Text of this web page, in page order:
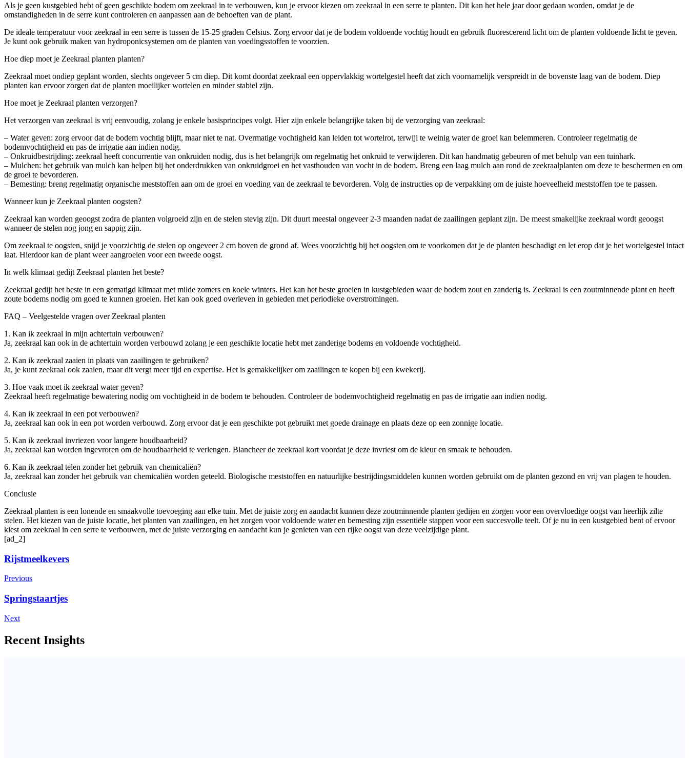
Als je geen kustgebied hebt of geen geschikte bodem om zeekraal in te verbouwen, kun je ervoor kiezen om zeekraal in een serre te planten. Dit kan het hele jaar door gedaan worden, omdat je de
omstandigheden in de serre kunt controleren en aanpassen aan de behoeften van de plant.
De ideale temperatuur voor zeekraal in een serre is tussen de 15-25 graden Celsius. Zorg ervoor dat je de bodem voldoende vochtig houdt en gebruik fluorescerend licht om de planten voldoende licht te geven.
Je kunt ook gebruik maken van hydroponicsystemen om de planten van voedingsstoffen te voorzien.
Hoe diep moet je Zeekraal planten planten?
Zeekraal moet ondiep geplant worden, slechts ongeveer 5 cm diep. Dit komt doordat zeekraal een oppervlakkig wortelgestel heeft dat zich voornamelijk verspreidt in de bovenste laag van de bodem. Diep
planten kan ervoor zorgen dat de planten moeilijker wortelen en minder stabiel zijn.
Hoe moet je Zeekraal planten verzorgen?
Het verzorgen van zeekraal is vrij eenvoudig, zolang je enkele basisprincipes volgt. Hier zijn enkele belangrijke taken bij de verzorging van zeekraal:
– Water geven: zorg ervoor dat de bodem vochtig blijft, maar niet te nat. Overmatige vochtigheid kan leiden tot wortelrot, terwijl te weinig water de groei kan belemmeren. Controleer regelmatig de
bodemvochtigheid en pas de irrigatie aan indien nodig.
– Onkruidbestrijding: zeekraal heeft concurrentie van onkruiden nodig, dus is het belangrijk om regelmatig het onkruid te verwijderen. Dit kan handmatig gebeuren of met behulp van een tuinhark.
– Mulchen: het gebruik van mulch kan helpen bij het onderdrukken van onkruidgroei en het vasthouden van vocht in de bodem. Breng een laag mulch aan rond de zeekraalplanten om deze te beschermen en om
de groei te bevorderen.
– Bemesting: breng regelmatig organische meststoffen aan om de groei en voeding van de zeekraal te bevorderen. Volg de instructies op de verpakking om de juiste hoeveelheid meststoffen toe te passen.
Wanneer kun je Zeekraal planten oogsten?
Zeekraal kan worden geoogst zodra de planten volgroeid zijn en de stelen stevig zijn. Dit duurt meestal ongeveer 2-3 maanden nadat de zaailingen geplant zijn. De meest smakelijke zeekraal wordt geoogst
wanneer de stelen nog jong en sappig zijn.
Om zeekraal te oogsten, snijd je voorzichtig de stelen op ongeveer 2 cm boven de grond af. Wees voorzichtig bij het oogsten om te voorkomen dat je de planten beschadigt en let erop dat je het wortelgestel intact
laat. Hierdoor kan de plant weer aangroeien voor een tweede oogst.
In welk klimaat gedijt Zeekraal planten het beste?
Zeekraal gedijt het beste in een gematigd klimaat met milde zomers en koele winters. Het kan het beste groeien in kustgebieden waar de bodem zout en zanderig is. Zeekraal is een zoutminnende plant en heeft
zoute bodems nodig om goed te kunnen groeien. Het kan ook goed overleven in gebieden met periodieke overstromingen.
FAQ – Veelgestelde vragen over Zeekraal planten
1. Kan ik zeekraal in mijn achtertuin verbouwen?
Ja, zeekraal kan ook in de achtertuin worden verbouwd zolang je een geschikte locatie hebt met zanderige bodems en voldoende vochtigheid.
2. Kan ik zeekraal zaaien in plaats van zaailingen te gebruiken?
Ja, je kunt zeekraal ook zaaien, maar dit vergt meer tijd en expertise. Het is gemakkelijker om zaailingen te kopen bij een kwekerij.
3. Hoe vaak moet ik zeekraal water geven?
Zeekraal heeft regelmatige bewatering nodig om vochtigheid in de bodem te behouden. Controleer de bodemvochtigheid regelmatig en pas de irrigatie aan indien nodig.
4. Kan ik zeekraal in een pot verbouwen?
Ja, zeekraal kan ook in een pot worden verbouwd. Zorg ervoor dat je een geschikte pot gebruikt met goede drainage en plaats deze op een zonnige locatie.
5. Kan ik zeekraal invriezen voor langere houdbaarheid?
Ja, zeekraal kan worden ingevroren om de houdbaarheid te verlengen. Blancheer de zeekraal kort voordat je deze invriest om de kleur en smaak te behouden.
6. Kan ik zeekraal telen zonder het gebruik van chemicaliën?
Ja, zeekraal kan zonder het gebruik van chemicaliën worden geteeld. Biologische meststoffen en natuurlijke bestrijdingsmiddelen kunnen worden gebruikt om de planten gezond en vrij van plagen te houden.
Conclusie
Zeekraal planten is een lonende en smaakvolle toevoeging aan elke tuin. Met de juiste zorg en aandacht kunnen deze zoutminnende planten gedijen en zorgen voor een overvloedige oogst van heerlijk zilte
stelen. Het kiezen van de juiste locatie, het planten van zaailingen, en het zorgen voor voldoende water en bemesting zijn essentiële stappen voor een succesvolle teelt. Of je nu in een kustgebied bent of ervoor
kiest om zeekraal in een serre te verbouwen, met de juiste verzorging en aandacht kun je genieten van een rijke oogst van deze veelzijdige plant.
[ad_2]
Post
Navigation
Rijstmeelkevers
Previous
Springstaartjes
Next
Recent Insights